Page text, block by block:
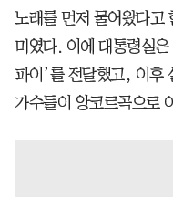
노래를 먼저 물어왔다고
미였다. 이에 대통령실
파이’를 전달했고, 이후
가수들이 앙코르곡으로